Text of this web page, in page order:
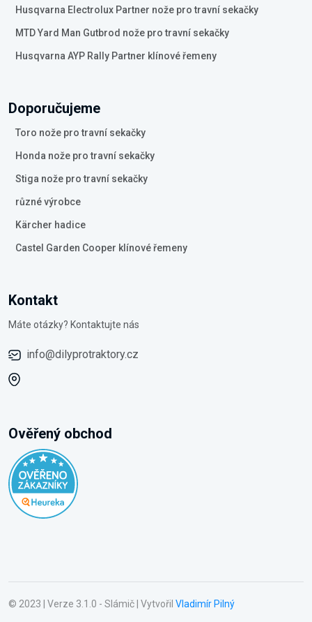
Husqvarna Electrolux Partner nože pro travní sekačky
MTD Yard Man Gutbrod nože pro travní sekačky
Husqvarna AYP Rally Partner klínové řemeny
Doporučujeme
Toro nože pro travní sekačky
Honda nože pro travní sekačky
Stiga nože pro travní sekačky
různé výrobce
Kärcher hadice
Castel Garden Cooper klínové řemeny
Kontakt
Máte otázky? Kontaktujte nás
info@dilyprotraktory.cz
Ověřený obchod
© 2023 | Verze 3.1.0 - Slámič | Vytvořil Vladimír Pilný